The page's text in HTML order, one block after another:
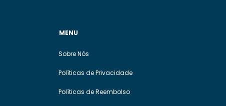
MENU
Sobre Nós
Políticas de Privacidade
Políticas de Reembolso